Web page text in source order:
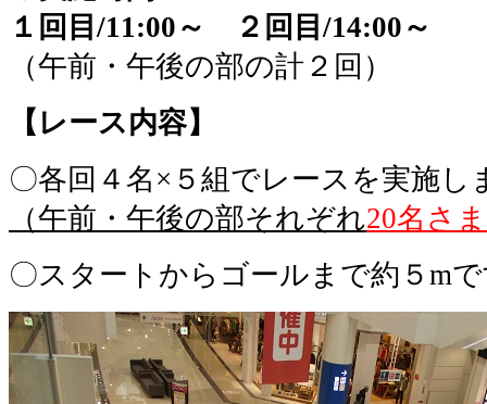
１回目/11:00～ ２回目/14:00～
（午前・午後の部の計２回）
【レース内容】
〇各回４名×５組でレースを実施し
（午前・午後の部それぞれ20名さ
〇スタートからゴールまで約５m